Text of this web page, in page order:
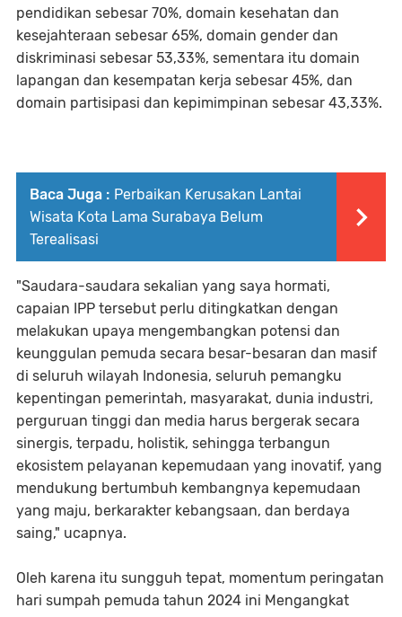
pendidikan sebesar 70%, domain kesehatan dan
kesejahteraan sebesar 65%, domain gender dan
diskriminasi sebesar 53,33%, sementara itu domain
lapangan dan kesempatan kerja sebesar 45%, dan
domain partisipasi dan kepimimpinan sebesar 43,33%.
Baca Juga : Perbaikan Kerusakan Lantai
Wisata Kota Lama Surabaya Belum
Terealisasi
"Saudara-saudara sekalian yang saya hormati,
capaian IPP tersebut perlu ditingkatkan dengan
melakukan upaya mengembangkan potensi dan
keunggulan pemuda secara besar-besaran dan masif
di seluruh wilayah Indonesia, seluruh pemangku
kepentingan pemerintah, masyarakat, dunia industri,
perguruan tinggi dan media harus bergerak secara
sinergis, terpadu, holistik, sehingga terbangun
ekosistem pelayanan kepemudaan yang inovatif, yang
mendukung bertumbuh kembangnya kepemudaan
yang maju, berkarakter kebangsaan, dan berdaya
saing," ucapnya.
Oleh karena itu sungguh tepat, momentum peringatan
hari sumpah pemuda tahun 2024 ini Mengangkat